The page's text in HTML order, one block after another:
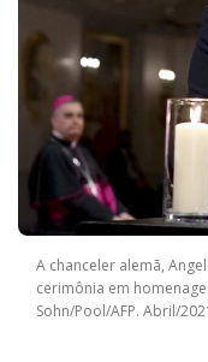
A chanceler alemã,
cerimônia em
Sohn/Pool/AFP. Abril/